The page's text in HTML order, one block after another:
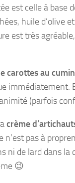
est celle à base
huile d’olive
est très
carottes au cumin
immédiatement.
(parfois
crème
n’est pas à
ni de lard dans
😉